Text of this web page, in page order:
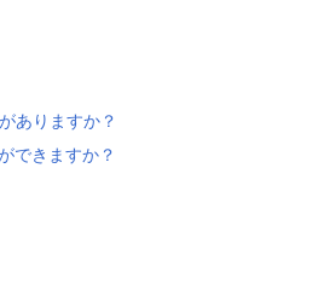
ありますか？
できますか？